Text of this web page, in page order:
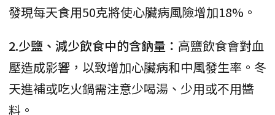
發現每天食用50克將使心臟病風險增加18%。
2.少鹽、減少飲食中的含鈉量： 高鹽飲食會對血
壓造成影響，以致增加心臟病和中風發生率。冬
天進補或吃火鍋需注意少喝湯、少用或不用醬
料。